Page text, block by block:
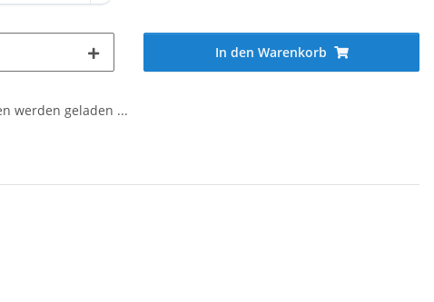
In den Warenkorb
werden geladen ...